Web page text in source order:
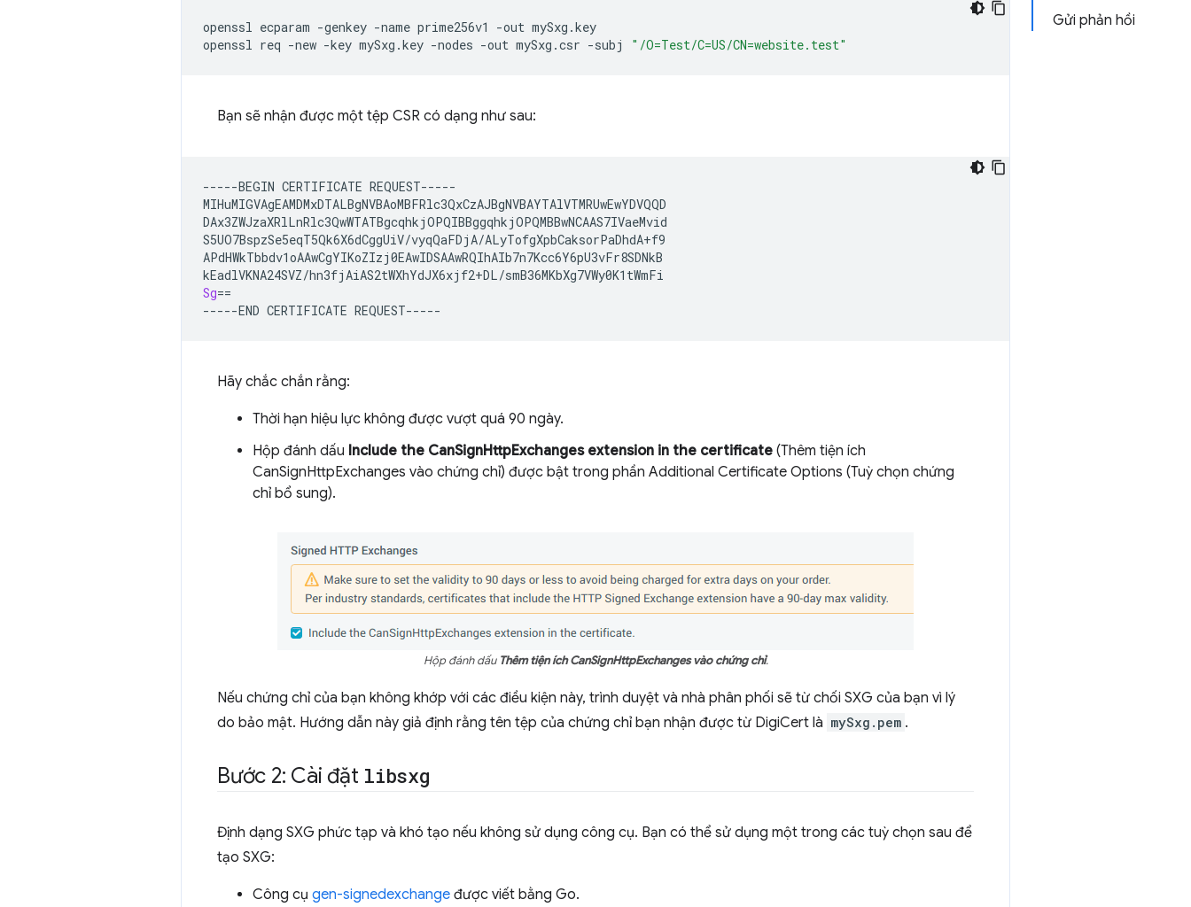
Gửi phản hồi
openssl ecparam -genkey -name prime256v1 -out mySxg.key
openssl req -new -key mySxg.key -nodes -out mySxg.csr -subj "/O=Test/C=US/CN=website.test"
Bạn sẽ nhận được một tệp CSR có dạng như sau:
-----BEGIN CERTIFICATE REQUEST-----
MIHuMIGVAgEAMDMxDTALBgNVBAoMBFRlc3QxCzAJBgNVBAYTAlVTMRUwEwYDVQQD
DAx3ZWJzaXRlLnRlc3QwWTATBgcqhkjOPQIBBggqhkjOPQMBBwNCAAS7IVaeMvid
S5UO7BspzSe5eqT5Qk6X6dCggUiV/vyqQaFDjA/ALyTofgXpbCaksorPaDhdA+f9
APdHWkTbbdv1oAAwCgYIKoZIzj0EAwIDSAAwRQIhAIb7n7Kcc6Y6pU3vFr8SDNkB
Sg==
-----END CERTIFICATE
Hãy chắc chắn rằng:
Thời hạn hiệu lực không được vượt quá 90 ngày.
Hộp đánh dấu Include the CanSignHttpExchanges extension in the certificate (Thêm tiện ích
CanSignHttpExchanges vào chứng chỉ) được bật trong phần Additional Certificate Options (Tuỳ chọn chứng
chỉ bổ sung).
Hộp đánh dấu Thêm tiện ích CanSignHttpExchanges vào chứng chỉ.
Nếu chứng chỉ của bạn không khớp với các điều kiện này, trình duyệt và nhà phân phối sẽ từ chối SXG của bạn vì lý
do bảo mật. Hướng dẫn này giả định rằng tên tệp của chứng chỉ bạn nhận được từ DigiCert là mySxg.pem .
Bước 2: Cài đặt libsxg
Định dạng SXG phức tạp và khó tạo nếu không sử dụng công cụ. Bạn có thể sử dụng một trong các tuỳ chọn sau để
tạo SXG:
Công cụ gen-signedexchange được viết bằng Go.